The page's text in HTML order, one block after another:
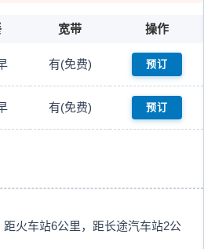
宽带 操作
有(免费)
有(免费)
火车站6公里，距长途汽车站2公